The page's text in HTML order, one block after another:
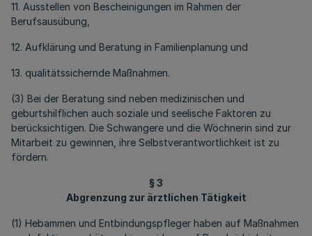
11. Ausstellen von Bescheinigungen im Rahmen der
Berufsausübung,
12. Aufklärung und Beratung in Familienplanung und
13. qualitätssichernde Maßnahmen.
(3) Bei der Beratung sind neben medizinischen und
geburtshilflichen auch soziale und seelische Faktoren zu
berücksichtigen. Die Schwangere und die Wöchnerin sind zur
Mitarbeit zu gewinnen, ihre Selbstverantwortlichkeit ist zu
fördern.
§ 3
Abgrenzung zur ärztlichen Tätigkeit
(1) Hebammen und Entbindungspfleger haben auf Maßnahmen